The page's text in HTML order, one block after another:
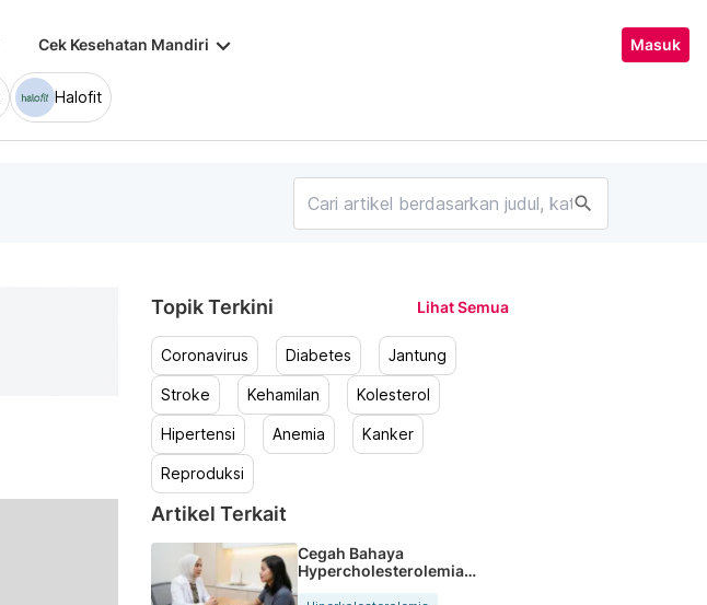
Cek Kesehatan Mandiri keyboard_arrow_down Masuk
Halofit
search
Topik Terkini Lihat Semua
Coronavirus Diabetes Jantung
Stroke Kehamilan Kolesterol
Hipertensi Anemia Kanker
Reproduksi
Artikel Terkait
Cegah Bahaya
Hypercholesterolemia